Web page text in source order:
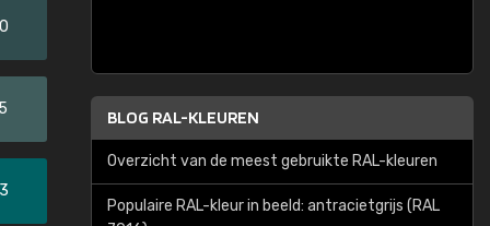
BLOG RAL-KLEUREN
Overzicht van de meest gebruikte RAL-kleuren
Populaire RAL-kleur in beeld: antracietgrijs (RAL